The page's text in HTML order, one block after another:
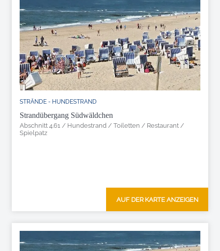
STRÄNDE - HUNDESTRAND
Strandübergang Südwäldchen
Abschnitt 4.61 / Hundestrand / Toiletten / Restaurant /
Spielpatz
AUF DER KARTE ANZEIGEN